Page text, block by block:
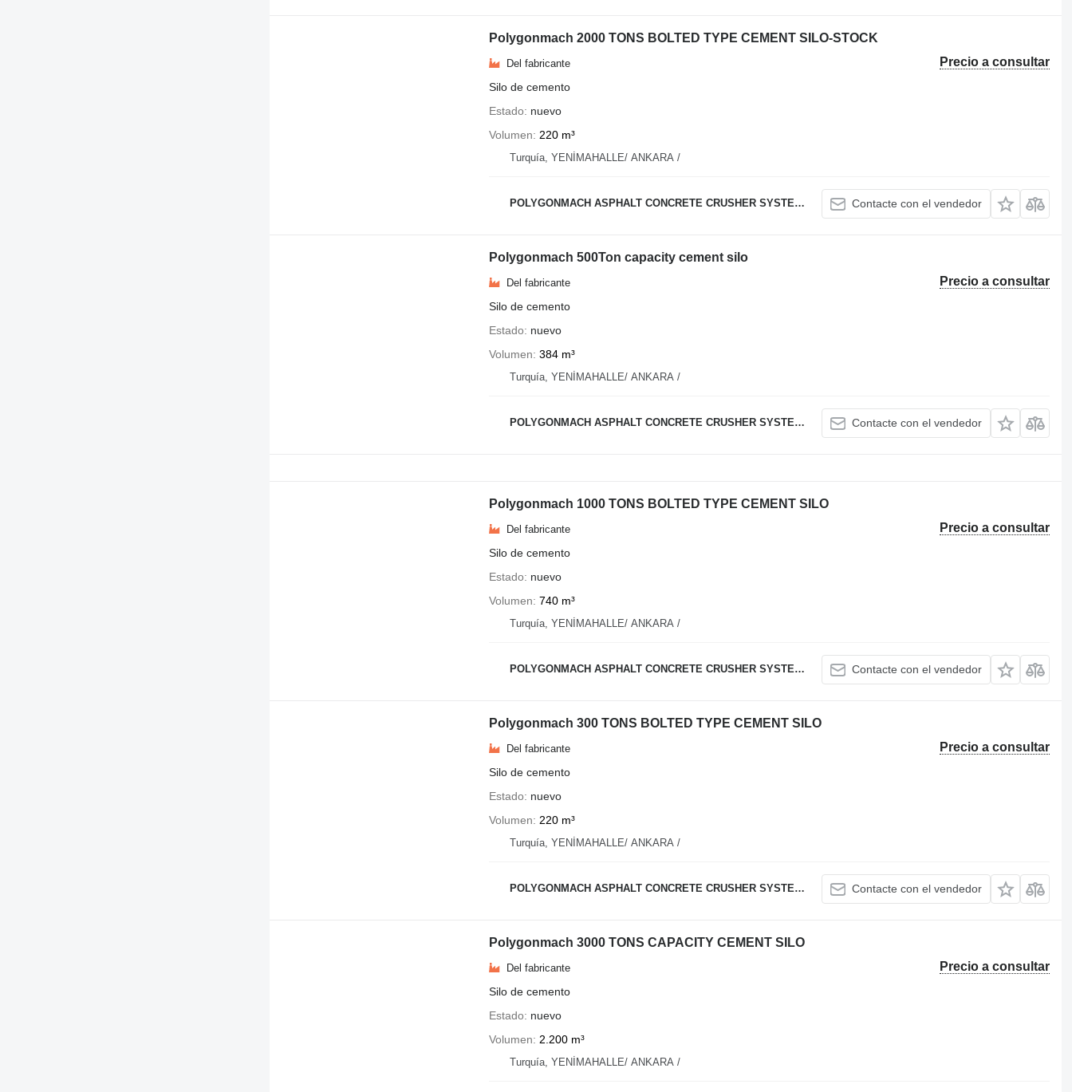
Polygonmach 2000 TONS BOLTED TYPE CEMENT SILO-STOCK
Precio a consultar
Del fabricante
Silo de cemento
Estado
nuevo
Volumen
220 m³
Turquía, YENİMAHALLE/ ANKARA /
POLYGONMACH ASPHALT CONCRETE CRUSHER SYSTEMS Contacte con el vendedor
Polygonmach 500Ton capacity cement silo
Precio a consultar
Del fabricante
Silo de cemento
Estado
nuevo
Volumen 384 m³
Turquía, YENİMAHALLE/ ANKARA /
POLYGONMACH ASPHALT CONCRETE CRUSHER SYSTEMS Contacte con el vendedor
Polygonmach 1000 TONS BOLTED TYPE CEMENT SILO
Precio a consultar
Del fabricante
Silo de cemento
Estado
nuevo
Volumen 740 m³
Turquía, YENİMAHALLE/ ANKARA /
POLYGONMACH ASPHALT CONCRETE CRUSHER SYSTEMS Contacte con el vendedor
Polygonmach 300 TONS BOLTED TYPE CEMENT SILO
Precio a consultar
Del fabricante
Silo de cemento
Estado
nuevo
Volumen
220 m³
Turquía, YENİMAHALLE/ ANKARA /
POLYGONMACH ASPHALT CONCRETE CRUSHER SYSTEMS Contacte con el vendedor
Polygonmach 3000 TONS CAPACITY CEMENT SILO
Precio a consultar
Del fabricante
Silo de cemento
Estado
nuevo
Volumen
2.200 m³
Turquía, YENİMAHALLE/ ANKARA /